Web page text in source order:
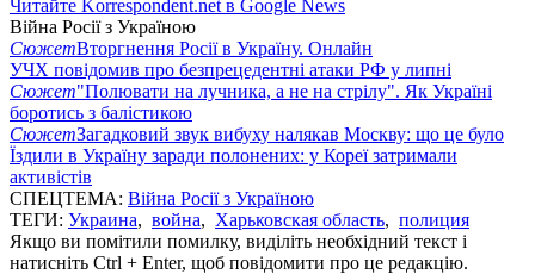
Читайте Korrespondent.net в Google News
Війна Росії з Україною
СюжетВторгнення Росії в Україну. Онлайн
УЧХ повідомив про безпрецедентні атаки РФ у липні
Сюжет"Полювати на лучника, а не на стрілу". Як Україні
боротись з балістикою
СюжетЗагадковий звук вибуху налякав Москву: що це було
Їздили в Україну заради полонених: у Кореї затримали
активістів
СПЕЦТЕМА: Війна Росії з Україною
ТЕГИ: Украина, война, Харьковская область, полиция
Якщо ви помітили помилку, виділіть необхідний текст і
натисніть Ctrl + Enter, щоб повідомити про це редакцію.